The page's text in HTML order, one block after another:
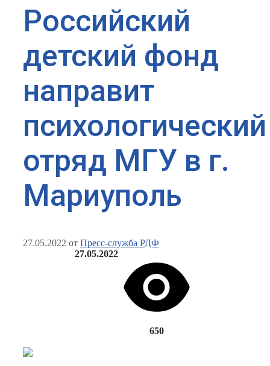
Российский
детский фонд
направит
психологический
отряд МГУ в г.
Мариуполь
27.05.2022 от Пресс-служба РДФ
27.05.2022
650